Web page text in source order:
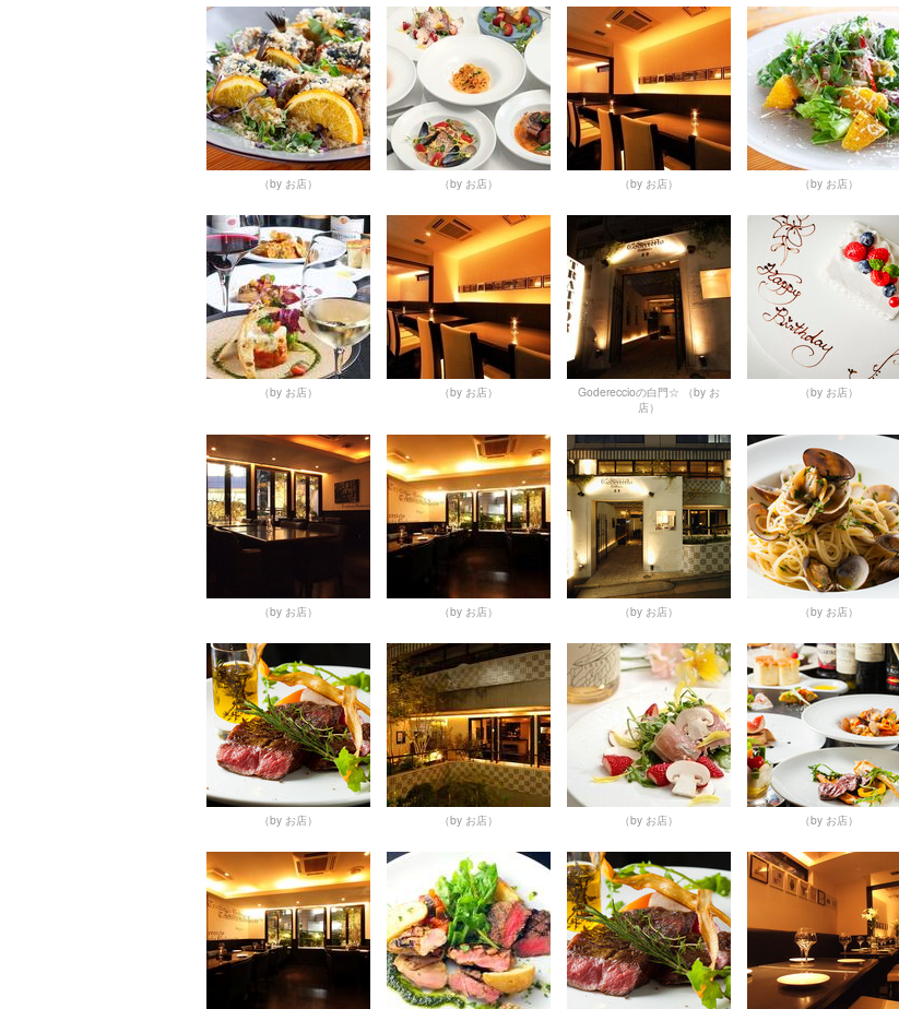
（by お店） （by お店） （by お店） （by お店）
（by お店） （by お店） Godereccioの白門☆
（by お
店）
（by お店）
（by お店） （by お店） （by お店） （by お店）
（by お店） （by お店） （by お店） （by お店）